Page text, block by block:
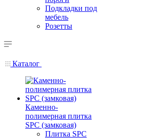
Подкладки под
мебель
Розетты
Каталог
Каменно-
полимерная плитка
SPC (замковая)
Плитка SPC